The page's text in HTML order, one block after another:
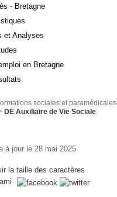
- Bretagne
et Analyses
en Bretagne
sociales et paramédicales
DE Auxiliaire de Vie Sociale
à jour le 28 mai 2025